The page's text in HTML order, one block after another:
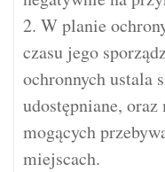
2. W planie
czasu jego
ochronnych ustala
udostępniane,
mogących
miejscach.